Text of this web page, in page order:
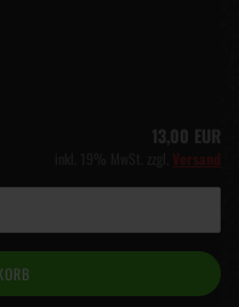
13,00 EUR
Versand